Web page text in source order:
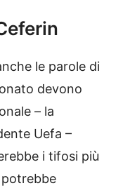
le parole di
devono
– la
Uefa –
i tifosi più